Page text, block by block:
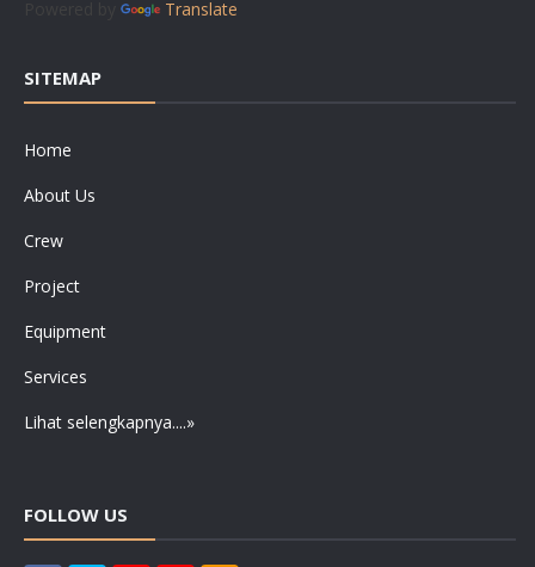
Translate
SITEMAP
Home
About Us
Crew
Project
Equipment
Services
Lihat selengkapnya....»
FOLLOW US